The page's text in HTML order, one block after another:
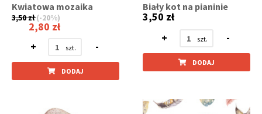
Kwiatowa mozaika
3,50 zł (-20%)
2,80 zł
+
-
DODAJ
Biały kot na pianinie
3,50 zł
+
-
DODAJ